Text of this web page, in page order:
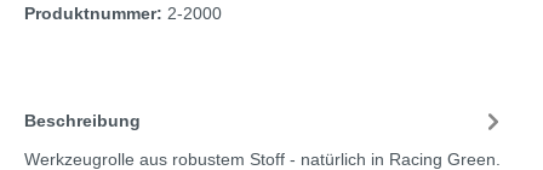
Produktnummer: 2-2000
Beschreibung
Werkzeugrolle aus robustem Stoff - natürlich in Racing Green.